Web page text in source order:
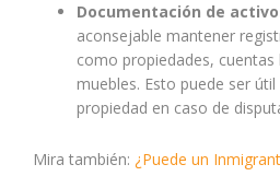
Documentación de
aconsejable mantener
como propiedades, cuentas
muebles. Esto puede ser
propiedad en caso de
Mira también: ¿Puede un